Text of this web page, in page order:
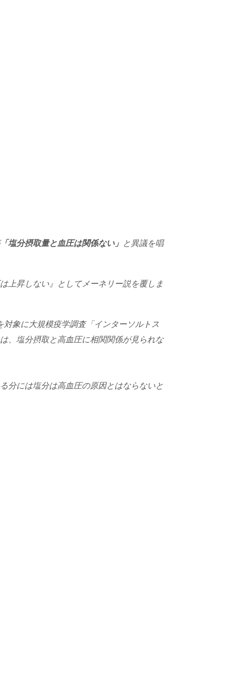
「塩分摂取量と血圧は関係ない」 と異議を唱
上昇しない』としてメーネリー説を覆しま
象に大規模疫学調査「インターソルトス
、塩分摂取と高血圧に相関関係が見られな
分には塩分は高血圧の原因とはならないと